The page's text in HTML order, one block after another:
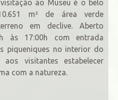
ao Museu é o belo
m² de área verde
em declive. Aberto
às 17:00h com entrada
piqueniques no interior do
aos visitantes estabelecer
com a natureza.